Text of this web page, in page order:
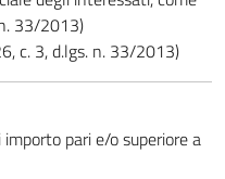
33/2013)
c. 3, d.lgs. n. 33/2013)
pari e/o superiore a